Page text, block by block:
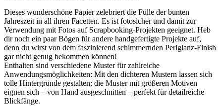
Dieses wunderschöne Papier zelebriert die Fülle der bunten
Jahreszeit in all ihren Facetten. Es ist fotosicher und damit zur
Verwendung mit Fotos auf Scrapbooking-Projekten geeignet. Heb
dir noch ein paar Bögen für andere handgefertigte Projekte auf,
denn du wirst von dem faszinierend schimmernden Perlglanz-Finish
gar nicht genug bekommen können!
Enthalten sind verschiedene Muster für zahlreiche
Anwendungsmöglichkeiten: Mit den dichteren Mustern lassen sich
tolle Hintergründe gestalten; die Muster mit größeren Motiven
eignen sich – von Hand ausgeschnitten – perfekt für detailreiche
Blickfänge.